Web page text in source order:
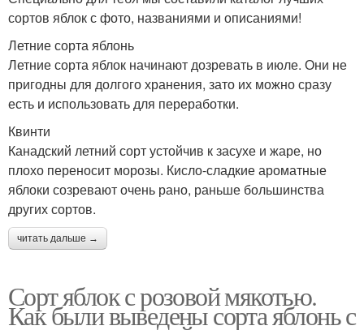
сортов яблок с фото, названиями и описаниями!
Летние сорта яблонь
Летние сорта яблок начинают дозревать в июле. Они не
пригодны для долгого хранения, зато их можно сразу
есть и использовать для переработки.
Квинти
Канадский летний сорт устойчив к засухе и жаре, но
плохо переносит морозы. Кисло-сладкие ароматные
яблоки созревают очень рано, раньше большинства
других сортов.
читать дальше →
Сорт яблок с розовой мякотью.
Как были выведены сорта яблонь с